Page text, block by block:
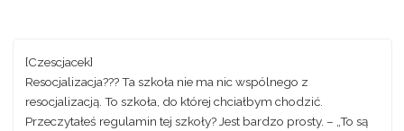
[Czescjacek]
Resocjalizacja??? Ta szkoła nie ma nic wspólnego z
resocjalizacją. To szkoła, do której chciałbym chodzić.
Przeczytałeś regulamin tej szkoły? Jest bardzo prosty. – „To są